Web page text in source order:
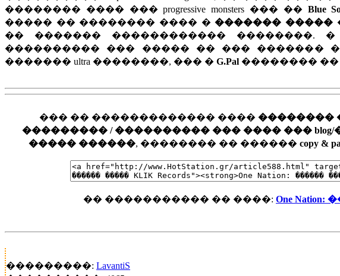
�������� ���� ��� progressive monsters ��� �� Blue
����� �� �������� ���� �������� �����
�� ������� ������������ ��������.
���������� ��� ����� �� ��� �������
������� ultra ��������, ��� � G.Pal �������� ��
��� �� ������������� ���� ��������
��������� / ���������� ��� ���� ��� blog/
����� ������, �������� �� ������ copy &
�� ����������� �� ����: One
���������: LavantiS